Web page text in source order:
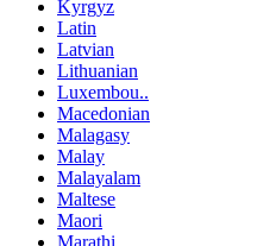
Kyrgyz
Latin
Latvian
Lithuanian
Luxembou..
Macedonian
Malagasy
Malay
Malayalam
Maltese
Maori
Marathi